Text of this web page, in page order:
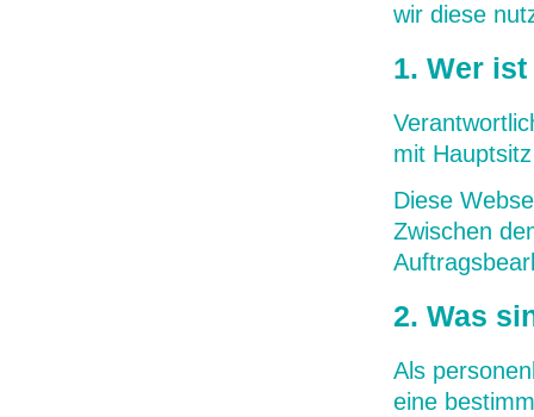
wir diese
1. Wer
mit
Diese
Zwischen
2. Was
Als
eine